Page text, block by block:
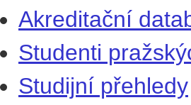
Akreditační
Studenti
Studijní přehledy